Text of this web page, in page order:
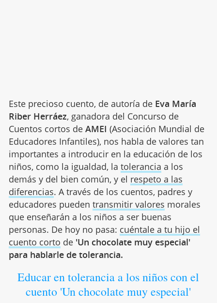
Este precioso cuento, de autoría de Eva María
Riber Herráez, ganadora del Concurso de
Cuentos cortos de AMEI (Asociación Mundial de
Educadores Infantiles), nos habla de valores tan
importantes a introducir en la educación de los
niños, como la igualdad, la tolerancia a los
demás y del bien común, y el respeto a las
diferencias. A través de los cuentos, padres y
educadores pueden transmitir valores morales
que enseñarán a los niños a ser buenas
personas. De hoy no pasa: cuéntale a tu hijo el
cuento corto de 'Un chocolate muy especial'
para hablarle de tolerancia.
Educar en tolerancia a los niños con el
cuento 'Un chocolate muy especial'